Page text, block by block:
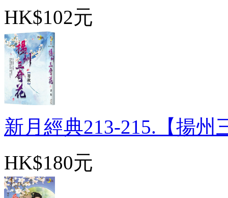
HK$102元
新月經典213-215.【揚州
HK$180元